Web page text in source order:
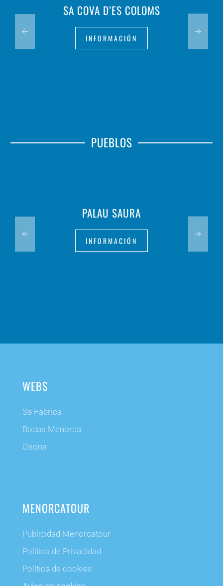
SA COVA D’ES COLOMS
INFORMACIÓN
PUEBLOS
PALAU SAURA
INFORMACIÓN
WEBS
Sa Fabrica
Bodas Menorca
Osona
MENORCATOUR
Publicidad Menorcatour
Política de Privacidad
Política de cookies